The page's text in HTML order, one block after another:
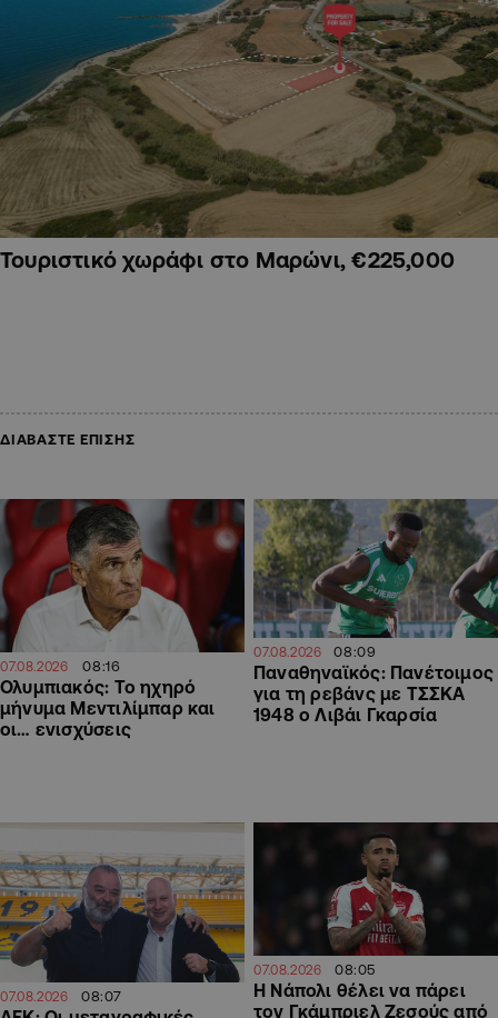
Τουριστικό χωράφι στο Μαρώνι, €225,000
ΔΙΑΒΑΣΤΕ ΕΠΙΣΗΣ
07.08.2026 08:16
Ολυμπιακός: Το ηχηρό
μήνυμα Μεντιλίμπαρ και
οι… ενισχύσεις
07.08.2026 08:09
Παναθηναϊκός: Πανέτοιμος
για τη ρεβάνς με ΤΣΣΚΑ
1948 ο Λιβάι Γκαρσία
07.08.2026 08:07
07.08.2026 08:05
Η Νάπολι θέλει να πάρει
τον Γκάμπριελ Ζεσούς από